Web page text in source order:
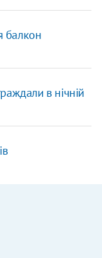
балкон
в нічній